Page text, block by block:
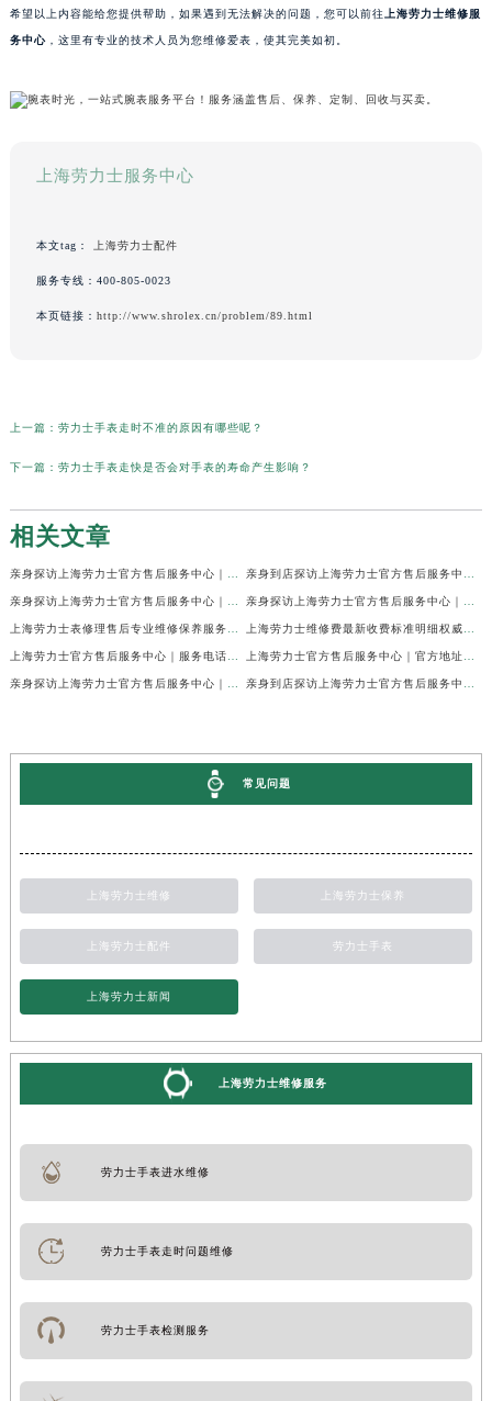
希望以上内容能给您提供帮助，如果遇到无法解决的问题，您可以前往 上海劳力士维修服
务中心，这里有专业的技术人员为您维修爱表，使其完美如初。
上海劳力士服务中心
本文tag： 上海劳力士配件
服务专线： 400-805-0023
本页链接： http://www.shrolex.cn/problem/89.html
上一篇： 劳力士手表走时不准的原因有哪些呢？
下一篇： 劳力士手表走快是否会对手表的寿命产生影响？
相关文章
常见问题
上海劳力士维修 上海劳力士保养
上海劳力士配件 劳力士手表
上海劳力士新闻
上海劳力士维修服务
劳力士手表进水维修
劳力士手表走时问题维修
劳力士手表检测服务